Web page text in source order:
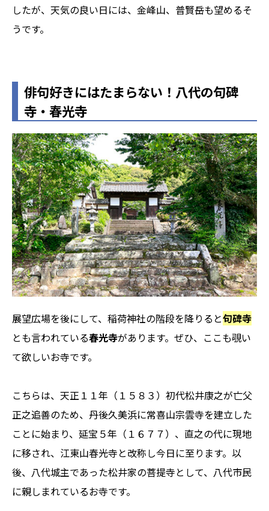
したが、天気の良い日には、金峰山、普賢岳も望めるそ
うです。
俳句好きにはたまらない！八代の句碑
寺・春光寺
展望広場を後にして、稲荷神社の階段を降りると句碑寺
とも言われている春光寺があります。ぜひ、ここも覗い
て欲しいお寺です。
こちらは、天正１１年（１５８３）初代松井康之が亡父
正之追善のため、丹後久美浜に常喜山宗雲寺を建立した
ことに始まり、延宝５年（１６７７）、直之の代に現地
に移され、江東山春光寺と改称し今日に至ります。以
後、八代城主であった松井家の菩提寺として、八代市民
に親しまれているお寺です。